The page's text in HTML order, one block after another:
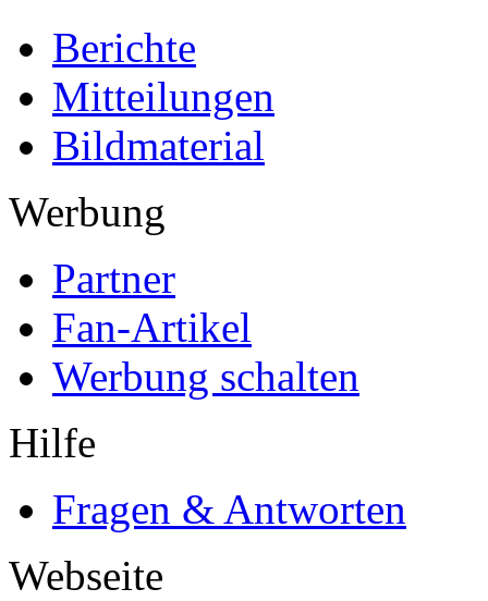
Berichte
Mitteilungen
Bildmaterial
Werbung
Partner
Fan-Artikel
Werbung schalten
Hilfe
Fragen & Antworten
Webseite